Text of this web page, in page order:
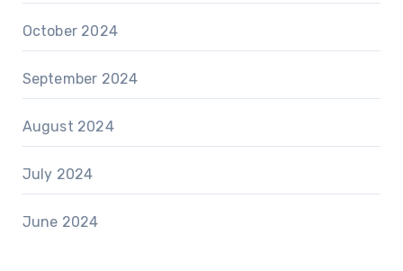
October 2024
September 2024
August 2024
July 2024
June 2024